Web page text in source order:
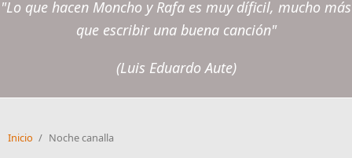
"Lo que hacen Moncho y Rafa es muy díficil, mucho más
que escribir una buena canción"
(Luis Eduardo Aute)
Inicio / Noche canalla